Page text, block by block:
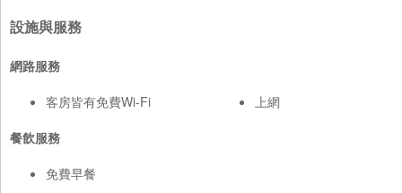
設施與服務
網路服務
客房皆有免費Wi-Fi
上網
餐飲服務
免費早餐